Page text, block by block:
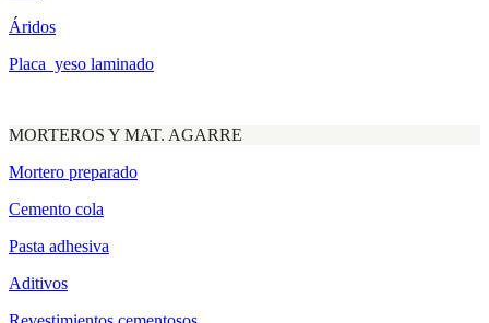
Áridos
Placa yeso laminado
MORTEROS Y MAT. AGARRE
Mortero preparado
Cemento cola
Pasta adhesiva
Aditivos